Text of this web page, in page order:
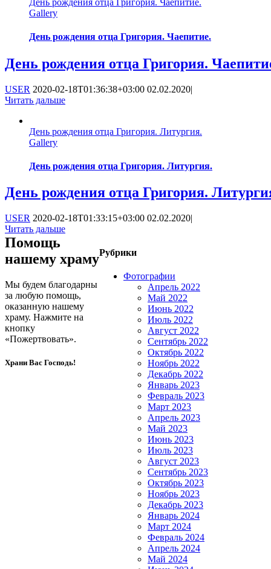
День рождения отца Григория. Чаепитие.
Gallery
День рождения отца Григория. Чаепитие.
День рождения отца Григория.
USER 2020-02-18T01:36:38+03:00 02.02.2020|
Читать дальше
День рождения отца Григория. Литургия.
Gallery
День рождения отца Григория. Литургия.
День рождения отца Григория.
USER 2020-02-18T01:33:15+03:00 02.02.2020|
Читать дальше
Рубрики
Фотографии
Апрель 2022
Май 2022
Июнь 2022
Июль 2022
Август 2022
Сентябрь 2022
Октябрь 2022
Ноябрь 2022
Декабрь 2022
Январь 2023
Февраль 2023
Март 2023
Апрель 2023
Май 2023
Июнь 2023
Июль 2023
Август 2023
Сентябрь 2023
Октябрь 2023
Ноябрь 2023
Декабрь 2023
Январь 2024
Март 2024
Февраль 2024
Апрель 2024
Май 2024
Помощь
нашему храму
Мы будем благодарны
за любую помощь,
оказанную нашему
храму. Нажмите на
кнопку
«Пожертвовать».
Храни Вас Господь!